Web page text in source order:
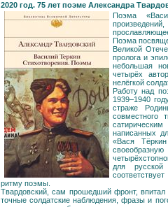
2020 год. 75 лет поэме Александра
Поэма
Поэма
Великой
пролога и
небольшая
четырёх
нелёгкой
Работу над
1939–1940
страже
совместного
написанных
«Вася
для
ритму поэмы.
Твардовский, сам прошедший фронт,
точные солдатские наблюдения, фразы и